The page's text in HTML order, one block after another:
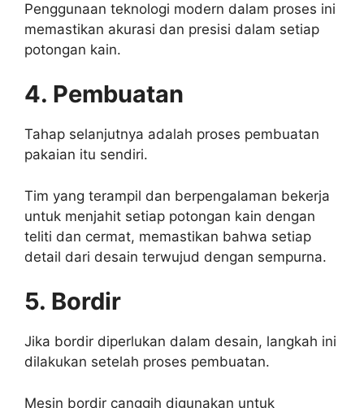
Penggunaan teknologi modern dalam proses ini
memastikan akurasi dan presisi dalam setiap
potongan kain.
4. Pembuatan
Tahap selanjutnya adalah proses pembuatan
pakaian itu sendiri.
Tim yang terampil dan berpengalaman bekerja
untuk menjahit setiap potongan kain dengan
teliti dan cermat, memastikan bahwa setiap
detail dari desain terwujud dengan sempurna.
5. Bordir
Jika bordir diperlukan dalam desain, langkah ini
dilakukan setelah proses pembuatan.
Mesin bordir canggih digunakan untuk